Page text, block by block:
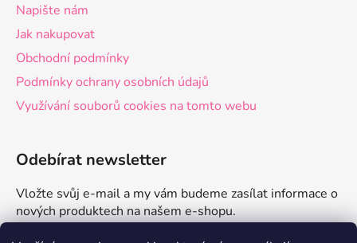
Napište nám
Jak nakupovat
Obchodní podmínky
Podmínky ochrany osobních údajů
Využívání souborů cookies na tomto webu
Odebírat newsletter
Vložte svůj e-mail a my vám budeme zasílat informace o
nových produktech na našem e-shopu.